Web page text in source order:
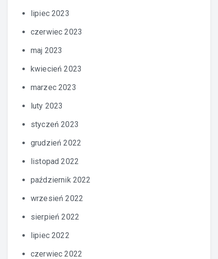
lipiec 2023
czerwiec 2023
maj 2023
kwiecień 2023
marzec 2023
luty 2023
styczeń 2023
grudzień 2022
listopad 2022
październik 2022
wrzesień 2022
sierpień 2022
lipiec 2022
czerwiec 2022